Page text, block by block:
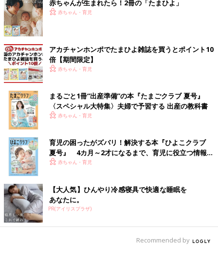
赤ちゃんが生まれたら！2冊の「たまひよ」
赤ちゃん・育児
アカチャンホンポでたまひよ雑誌を買うとポイント10
倍【期間限定】
赤ちゃん・育児
まるごと1冊“出産準備”の本『たまごクラブ 夏号』
〈スペシャル大特集〉夫婦で予習する 出産の教科書
赤ちゃん・育児
育児の困ったがズバリ！解決する本『ひよこクラブ
夏号』 4カ月～2才になるまで、育児に役立つ情報が
いっぱい！
赤ちゃん・育児
【大人気】ひんやり冷感寝具で快適な睡眠を
あなたに。
PR(アイリスプラザ)
Recommended by